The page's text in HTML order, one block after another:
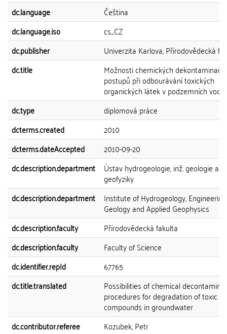
dc.language
Čeština
dc.language.iso
cs_CZ
dc.publisher
Univerzita Karlova, Přírodovědecká
dc.title
Možnosti chemických
postupů při odbourávání toxických
organických látek v podzemních
dc.type
diplomová práce
dcterms.created
2010
dcterms.dateAccepted
2010-09-20
dc.description.department
Ústav hydrogeologie, inž. geologie a
geofyziky
dc.description.department
Institute of Hydrogeology, Engineering
Geology and Applied Geophysics
dc.description.faculty
Přírodovědecká fakulta
dc.description.faculty
Faculty of Science
dc.identifier.repId
67765
dc.title.translated
Possibilities of chemical
procedures for degradation of toxic
compounds in groundwater
dc.contributor.referee
Kozubek, Petr